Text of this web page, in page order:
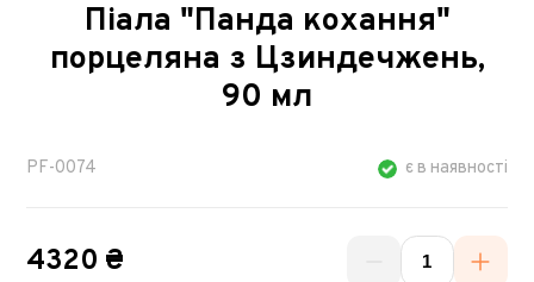
Піала "Панда кохання"
порцеляна з Цзиндечжень,
90 мл
PF-0074 є в наявності
4320 ₴